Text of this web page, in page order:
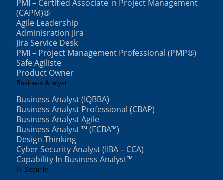
PMI – Certified Associate in Project Management
(CAPM)®
Agile Leadership
Adminisration Jira
Jira Service Desk
PMI – Project Management Professional (PMP®)
Safe Agiliste
Product Owner
Business Analyst
Business Analyst (IQBBA)
Business Analyst Professional (CBAP)
Business Analyst Agile
Business Analyst ™ (ECBA™)
Design Thinking
Cyber Security Analyst (IIBA – CCA)
Capability In Business Analyst™
IT Security